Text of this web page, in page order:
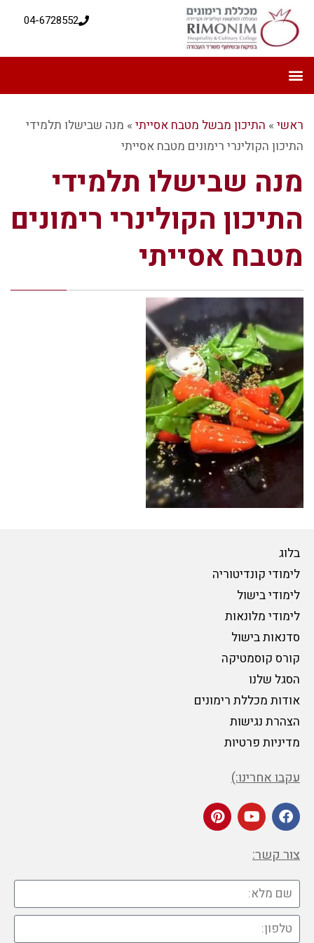
04-6728552
ראשי » התיכון מבשל מטבח אסייתי » מנה שבישלו תלמידי
התיכון הקולינרי רימונים מטבח אסייתי
מנה שבישלו תלמידי
התיכון הקולינרי רימונים
מטבח אסייתי
בלוג
לימודי קונדיטוריה
לימודי בישול
לימודי מלונאות
סדנאות בישול
קורס קוסמטיקה
הסגל שלנו
אודות מכללת רימונים
הצהרת נגישות
מדיניות פרטיות
עקבו אחרינו:)
צור קשר: